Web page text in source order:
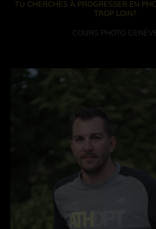
TU CHERCHES À PROGRESSER EN
TROP LOIN?
COURS PHOTO